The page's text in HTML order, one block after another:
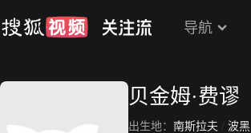
导航
贝金姆·费谬
出生地： 南斯拉夫 / 波黑